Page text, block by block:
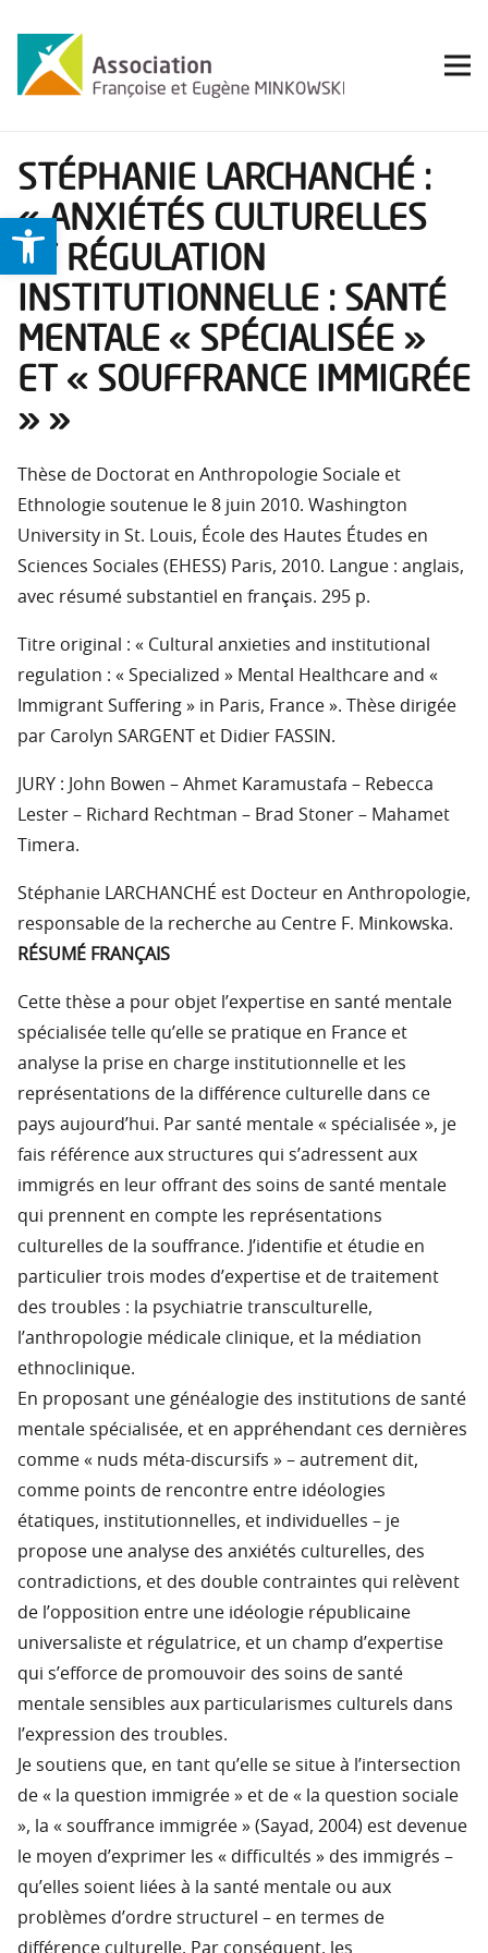
Ouvrir la barre d’outils
STÉPHANIE LARCHANCHÉ :
« ANXIÉTÉS CULTURELLES
ET RÉGULATION
INSTITUTIONNELLE : SANTÉ
MENTALE « SPÉCIALISÉE »
ET « SOUFFRANCE IMMIGRÉE
» »
Thèse de Doctorat en Anthropologie Sociale et
Ethnologie soutenue le 8 juin 2010. Washington
University in St. Louis, École des Hautes Études en
Sciences Sociales (EHESS) Paris, 2010. Langue : anglais,
avec résumé substantiel en français. 295 p.
Titre original : « Cultural anxieties and institutional
regulation : « Specialized » Mental Healthcare and «
Immigrant Suffering » in Paris, France ». Thèse dirigée
par Carolyn SARGENT et Didier FASSIN.
JURY : John Bowen – Ahmet Karamustafa – Rebecca
Lester – Richard Rechtman – Brad Stoner – Mahamet
Timera.
Stéphanie LARCHANCHÉ est Docteur en Anthropologie,
responsable de la recherche au Centre F. Minkowska.
RÉSUMÉ FRANÇAIS
Cette thèse a pour objet l’expertise en santé mentale
spécialisée telle qu’elle se pratique en France et
analyse la prise en charge institutionnelle et les
représentations de la différence culturelle dans ce
pays aujourd’hui. Par santé mentale « spécialisée », je
fais référence aux structures qui s’adressent aux
immigrés en leur offrant des soins de santé mentale
qui prennent en compte les représentations
culturelles de la souffrance. J’identifie et étudie en
particulier trois modes d’expertise et de traitement
des troubles : la psychiatrie transculturelle,
l’anthropologie médicale clinique, et la médiation
ethnoclinique.
En proposant une généalogie des institutions de santé
mentale spécialisée, et en appréhendant ces dernières
comme « nuds méta-discursifs » – autrement dit,
comme points de rencontre entre idéologies
étatiques, institutionnelles, et individuelles – je
propose une analyse des anxiétés culturelles, des
contradictions, et des double contraintes qui relèvent
de l’opposition entre une idéologie républicaine
universaliste et régulatrice, et un champ d’expertise
qui s’efforce de promouvoir des soins de santé
mentale sensibles aux particularismes culturels dans
l’expression des troubles.
Je soutiens que, en tant qu’elle se situe à l’intersection
de « la question immigrée » et de « la question sociale
», la « souffrance immigrée » (Sayad, 2004) est devenue
le moyen d’exprimer les « difficultés » des immigrés –
qu’elles soient liées à la santé mentale ou aux
problèmes d’ordre structurel – en termes de
différence culturelle. Par conséquent, les